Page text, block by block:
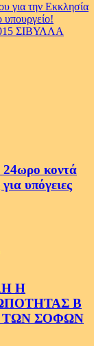
για την Εκκλησία
υπουργείο!
ΣΙΒΥΛΛΑ
24ωρο κοντά
υπόγειες
Η
Β
ΤΩΝ ΣΟΦΩΝ